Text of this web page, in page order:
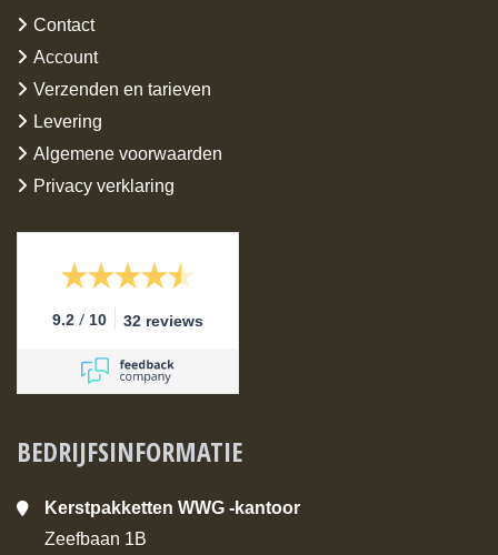
Contact
Account
Verzenden en tarieven
Levering
Algemene voorwaarden
Privacy verklaring
9.2 / 10 32 reviews
BEDRIJFSINFORMATIE
Kerstpakketten WWG -kantoor
Zeefbaan 1B